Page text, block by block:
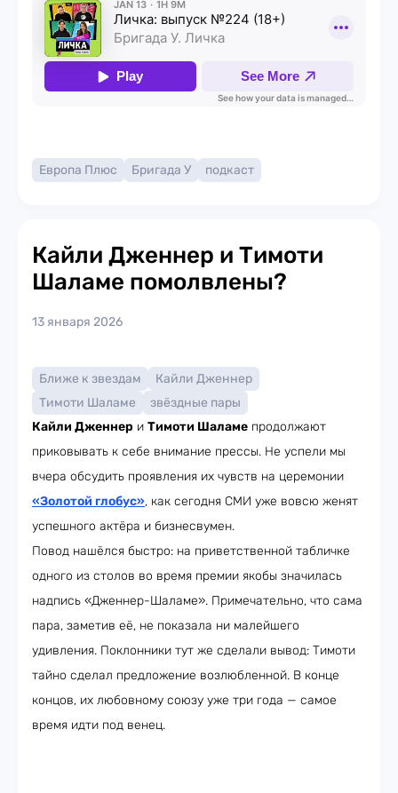
Европа Плюс Бригада У подкаст
Кайли Дженнер и Тимоти
Шаламе помолвлены?
13 января 2026
Ближе к звездам
Кайли Дженнер
Тимоти Шаламе
звёздные пары
Кайли Дженнер и Тимоти Шаламе продолжают
приковывать к себе внимание прессы. Не успели мы
вчера обсудить проявления их чувств на церемонии
«Золотой глобус», как сегодня СМИ уже вовсю женят
успешного актёра и бизнесвумен.
Повод нашёлся быстро: на приветственной табличке
одного из столов во время премии якобы значилась
надпись «Дженнер-Шаламе». Примечательно, что сама
пара, заметив её, не показала ни малейшего
удивления. Поклонники тут же сделали вывод: Тимоти
тайно сделал предложение возлюбленной. В конце
концов, их любовному союзу уже три года — самое
время идти под венец.